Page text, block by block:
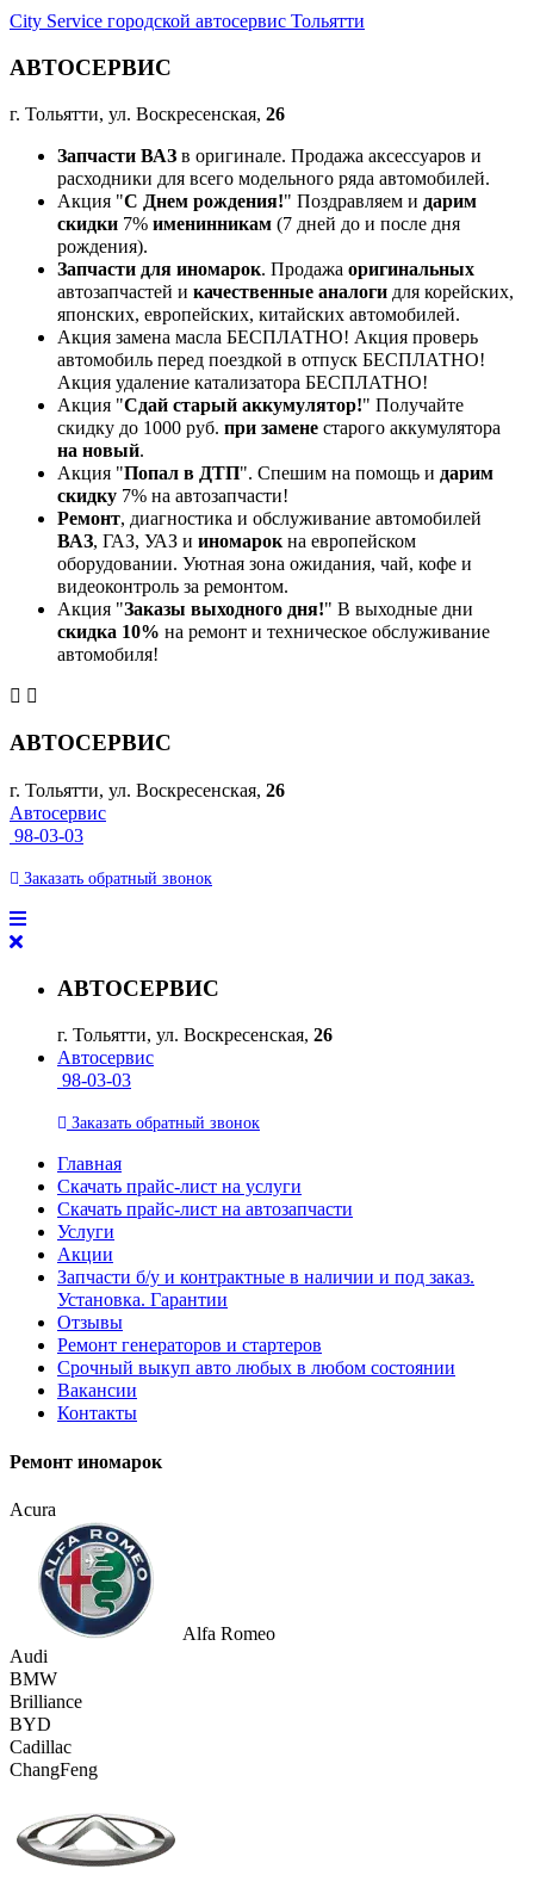
City Service городской автосервис Тольятти
АВТОСЕРВИС
г. Тольятти, ул. Воскресенская, 26
Запчасти ВАЗ в оригинале. Продажа аксессуаров и
расходники для всего модельного ряда автомобилей.
Акция "С Днем рождения!" Поздравляем и дарим
скидки 7% именинникам (7 дней до и после дня
рождения).
Запчасти для иномарок. Продажа оригинальных
автозапчастей и качественные аналоги для корейских,
японских, европейских, китайских автомобилей.
Акция замена масла БЕСПЛАТНО! Акция проверь
автомобиль перед поездкой в отпуск БЕСПЛАТНО!
Акция удаление катализатора БЕСПЛАТНО!
Акция "Сдай старый аккумулятор!" Получайте
скидку до 1000 руб. при замене старого аккумулятора
на новый.
Акция "Попал в ДТП". Спешим на помощь и дарим
скидку 7% на автозапчасти!
Ремонт, диагностика и обслуживание автомобилей
ВАЗ, ГАЗ, УАЗ и иномарокна европейском
оборудовании. Уютная зона ожидания, чай, кофе и
видеоконтроль за ремонтом.
Акция "Заказы выходного дня!" В выходные дни
скидка 10% на ремонт и техническое обслуживание
автомобиля!
АВТОСЕРВИС
г. Тольятти, ул. Воскресенская, 26
Автосервис
98-03-03
Заказать обратный звонок
АВТОСЕРВИС
г. Тольятти, ул. Воскресенская, 26
Автосервис
98-03-03
Заказать обратный звонок
Главная
Скачать прайс-лист на услуги
Скачать прайс-лист на автозапчасти
Услуги
Акции
Запчасти б/у и контрактные в наличии и под заказ.
Установка. Гарантии
Отзывы
Ремонт генераторов и стартеров
Cрочный выкуп авто любых в любом состоянии
Вакансии
Контакты
Ремонт иномарок
Acura
Alfa Romeo
Audi
BMW
Brilliance
BYD
Cadillac
ChangFeng